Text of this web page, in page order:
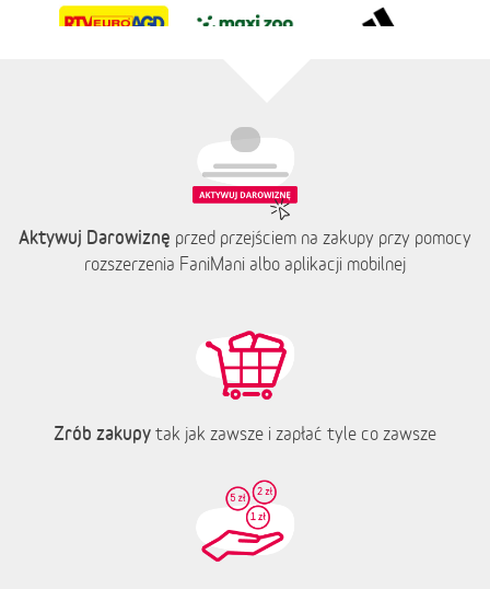
Aktywuj Darowiznę przed przejściem na zakupy przy pomocy
rozszerzenia FaniMani albo aplikacji mobilnej
Zrób zakupy tak jak zawsze i zapłać tyle co zawsze